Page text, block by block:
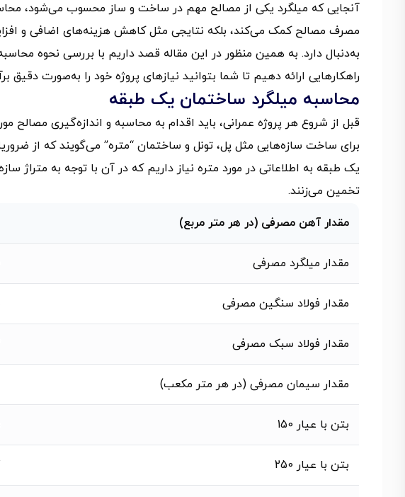
آنجایی که میلگرد یکی از مصالح مهم در ساخت و ساز محسوب می‌شود،
مصرف مصالح کمک می‌کند، بلکه نتایجی مثل کاهش هزینه‌های اضافی و
به‌دنبال دارد. به همین منظور در این مقاله قصد داریم با بررسی نحوه
راهکارهایی ارائه دهیم تا شما بتوانید نیازهای پروژه خود را به‌صورت دقیق
محاسبه میلگرد ساختمان یک طبقه
قبل از شروع هر پروژه‌ عمرانی، باید اقدام به محاسبه و اندازه‌گیری مصالح
برای ساخت سازه‌هایی مثل پل، تونل و ساختمان “متره” می‌گویند که از
یک طبقه به اطلاعاتی در مورد متره نیاز داریم که در آن با توجه به متراژ
تخمین می‌زنند.
مقدار آهن مصرفی (در هر متر مربع)
مقدار میلگرد مصرفی
مقدار فولاد سنگین مصرفی
مقدار فولاد سبک مصرفی
مقدار سیمان مصرفی (در هر متر مکعب)
بتن با عیار 150
بتن با عیار 250